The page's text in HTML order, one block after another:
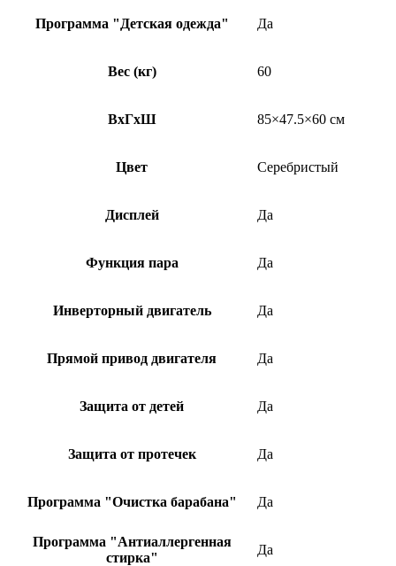
Программа "Детская одежда" Да
Вес (кг) 60
ВхГхШ 85×47.5×60 см
Цвет Серебристый
Дисплей Да
Функция пара Да
Инверторный двигатель Да
Прямой привод двигателя Да
Защита от детей Да
Защита от протечек Да
Программа "Очистка барабана" Да
Программа "Антиаллергенная
стирка"
Да